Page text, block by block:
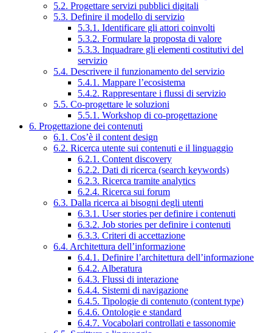
5.2. Progettare servizi pubblici digitali
5.3. Definire il modello di servizio
5.3.1. Identificare gli attori coinvolti
5.3.2. Formulare la proposta di valore
5.3.3. Inquadrare gli elementi costitutivi del
servizio
5.4. Descrivere il funzionamento del servizio
5.4.1. Mappare l’ecosistema
5.4.2. Rappresentare i flussi di servizio
5.5. Co-progettare le soluzioni
5.5.1. Workshop di co-progettazione
6. Progettazione dei contenuti
6.1. Cos’è il content design
6.2. Ricerca utente sui contenuti e il linguaggio
6.2.1. Content discovery
6.2.2. Dati di ricerca (search keywords)
6.2.3. Ricerca tramite analytics
6.2.4. Ricerca sui forum
6.3. Dalla ricerca ai bisogni degli utenti
6.3.1. User stories per definire i contenuti
6.3.2. Job stories per definire i contenuti
6.3.3. Criteri di accettazione
6.4. Architettura dell’informazione
6.4.1. Definire l’architettura dell’informazione
6.4.2. Alberatura
6.4.3. Flussi di interazione
6.4.4. Sistemi di navigazione
6.4.5. Tipologie di contenuto (content type)
6.4.6. Ontologie e standard
6.4.7. Vocabolari controllati e tassonomie